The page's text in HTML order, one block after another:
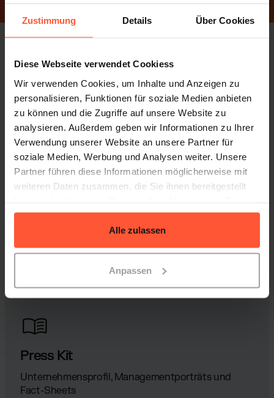
Zustimmung Details Über Cookies
Diese Webseite verwendet Cookiess
Wir verwenden Cookies, um Inhalte und Anzeigen zu
personalisieren, Funktionen für soziale Medien anbieten
zu können und die Zugriffe auf unsere Website zu
analysieren. Außerdem geben wir Informationen zu Ihrer
Verwendung unserer Website an unsere Partner für
soziale Medien, Werbung und Analysen weiter. Unsere
Partner führen diese Informationen möglicherweise mit
weiteren Daten zusammen, die Sie ihnen bereitgestellt
gesammelt haben.
Alle zulassen
Anpassen
Ressourcen
Brand Assets
Logos, Markenrichtlinien und Designressourcen
Press Kit
Unternehmensprofil, Managementporträts und
Fact-Sheets